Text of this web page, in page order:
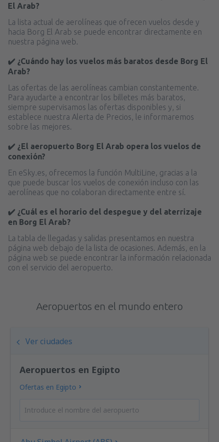
El Arab?
La lista actual de aerolíneas que ofrecen vuelos desde y
hacia Borg El Arab se puede encontrar directamente en
nuestra página web.
✔️ ¿Cuándo hay los vuelos más baratos desde Borg El
Arab?
Las ofertas de las aerolíneas cambian constantemente.
Para ayudarte a encontrar los billetes más baratos,
siempre supervisamos las ofertas disponibles y, si
establece nuestra Alerta de Precios, le informaremos
sobre las mejores.
✔️ ¿El aeropuerto Borg El Arab opera los vuelos de
conexión?
En eSky.es, ofrecemos la función MultiLine, gracias a la
que puede buscar los vuelos de conexión incluso con las
aerolíneas que no colaboran directamente entre sí.
✔️ ¿Cuál es el horario del despegue y del aterrizaje
en Borg El Arab?
La tabla de llegadas y salidas presentamos en nuestra
página web debajo de la lista de ocasiones. Además, en la
página web se puede encontrar la información relacionada
con el servicio del aeropuerto.
Aeropuertos en el mundo entero
Ver ciudades
Aeropuertos en Egipto
Ofertas en Egipto